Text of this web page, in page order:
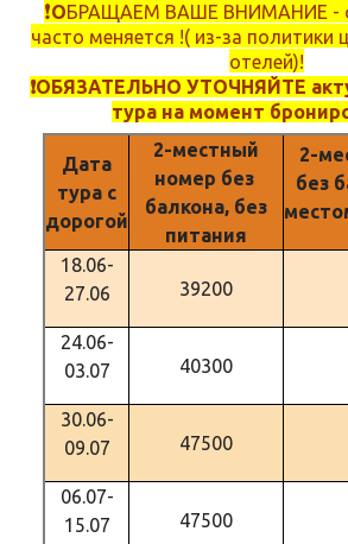
❗️ОБРАЩАЕМ ВАШЕ ВНИМАНИЕ -
часто меняется !( из-за политики
отелей)!
❗️ОБЯЗАТЕЛЬНО УТОЧНЯЙТЕ
тура на момент
Дата
тура с
дорогой
2-местный
номер без
балкона, без
питания
2-
без
18.06-
27.06
39200
24.06-
03.07
40300
30.06-
09.07
47500
06.07-
15.07
47500